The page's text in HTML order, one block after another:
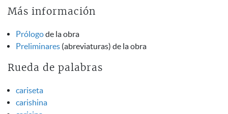
Más información
Prólogode la obra
Preliminares (abreviaturas) de la obra
Rueda de palabras
cariseta
carishina